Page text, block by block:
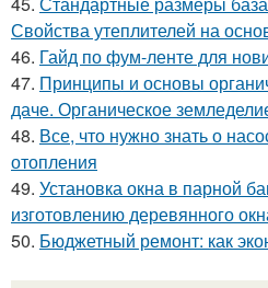
Свойства утеплителей на
46. Гайд по фум-ленте для
47. Принципы и основы
даче. Органическое
48. Все, что нужно знать о
отопления
49. Установка окна в парной
изготовлению деревянного
50. Бюджетный ремонт: как